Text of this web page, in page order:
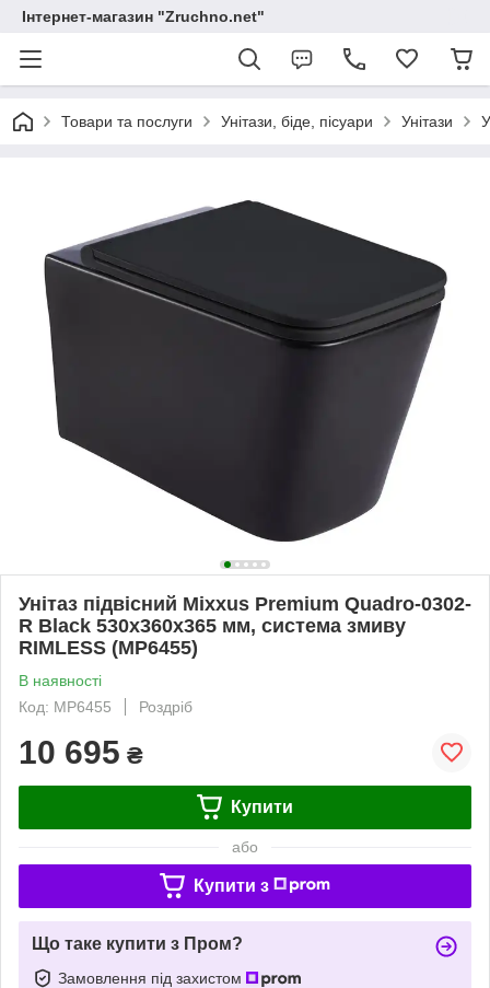
Інтернет-магазин "Zruchno.net"
Товари та послуги Унітази, біде, пісуари Унітази
Унітаз підвісний Mixxus Premium Quadro-0302-
R Black 530x360x365 мм, система змиву
RIMLESS (MP6455)
В наявності
Код: MP6455
Роздріб
10 695 ₴
Купити
або
Купити з
Що таке купити з Пром?
Замовлення під захистом